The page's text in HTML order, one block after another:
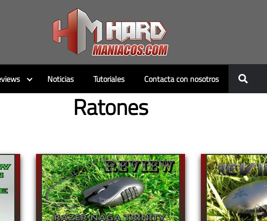
Noticias Tutoriales Contacta con nosotros
Ratones